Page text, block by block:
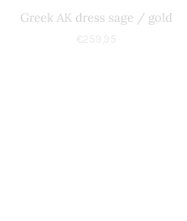
Greek AK dress sage / gold
€ 259,95